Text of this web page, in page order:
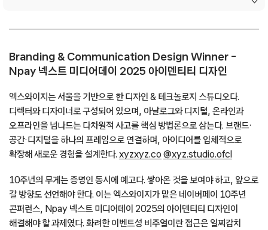
Branding & Communication Design Winner –
Npay 넥스트 미디어데이 2025 아이덴티티 디자인
엑스와이지는 서울을 기반으로 한 디자인 & 테크놀로지 스튜디오다.
디렉터와 디자이너로 구성되어 있으며, 아날로그와 디지털, 온라인과
오프라인을 넘나드는 다차원적 사고를 핵심 방법론으로 삼는다. 브랜드·
공간·디지털을 하나의 프레임으로 연결하며, 아이디어를 입체적으로
확장해 새로운 경험을 설계한다. xyzxyz.co@xyz.studio.ofcl
10주년의 무게는 증명인 동시에 예고다. 쌓아온 것을 보여야 하고, 앞으로
갈 방향도 선언해야 한다. 이는 엑스와이지가 맡은 네이버페이 10주년
콘퍼런스, Npay 넥스트 미디어데이 2025의 아이덴티티 디자인이
해결해야 할 과제였다. 화려한 이벤트성 비주얼이란 접근은 일찌감치